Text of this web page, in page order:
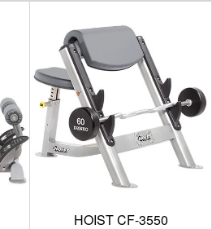
HOIST CF-3550